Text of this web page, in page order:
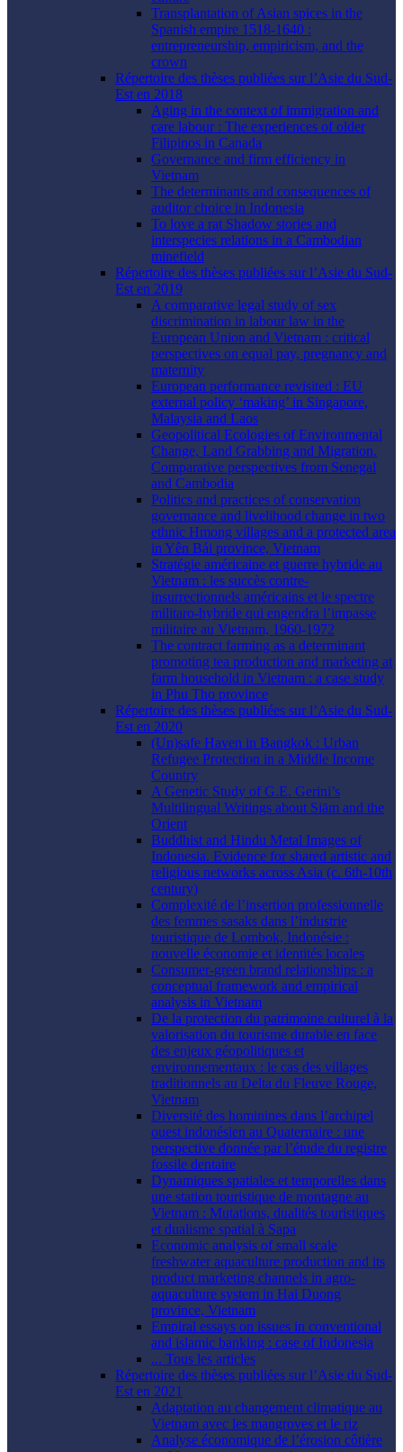
Transplantation of Asian spices in the
Spanish empire 1518-1640 :
entrepreneurship, empiricism, and the
crown
Répertoire des thèses publiées sur l’Asie du Sud-
Est en 2018
Aging in the context of immigration and
care labour : The experiences of older
Filipinos in Canada
Governance and firm efficiency in
Vietnam
The determinants and consequences of
auditor choice in Indonesia
To love a rat Shadow stories and
interspecies relations in a Cambodian
minefield
Répertoire des thèses publiées sur l’Asie du Sud-
Est en 2019
A comparative legal study of sex
discrimination in labour law in the
European Union and Vietnam : critical
perspectives on equal pay, pregnancy and
maternity
European performance revisited : EU
external policy ‘making’ in Singapore,
Malaysia and Laos
Geopolitical Ecologies of Environmental
Change, Land Grabbing and Migration.
Comparative perspectives from Senegal
and Cambodia
Politics and practices of conservation
governance and livelihood change in two
ethnic Hmong villages and a protected area
in Yên Bái province, Vietnam
Stratégie américaine et guerre hybride au
Vietnam : les succès contre-
insurrectionnels américains et le spectre
militaro-hybride qui engendra l’impasse
militaire au Vietnam, 1960-1972
The contract farming as a determinant
promoting tea production and marketing at
farm household in Vietnam : a case study
in Phu Tho province
Répertoire des thèses publiées sur l’Asie du Sud-
Est en 2020
(Un)safe Haven in Bangkok : Urban
Refugee Protection in a Middle Income
Country
A Genetic Study of G.E. Gerini’s
Multilingual Writings about Siām and the
Orient
Buddhist and Hindu Metal Images of
Indonesia. Evidence for shared artistic and
religious networks across Asia (c. 6th-10th
century)
Complexité de l’insertion professionnelle
des femmes sasaks dans l’industrie
touristique de Lombok, Indonésie :
nouvelle économie et identités locales
Consumer-green brand relationships : a
conceptual framework and empirical
analysis in Vietnam
De la protection du patrimoine culturel à la
valorisation du tourisme durable en face
des enjeux géopolitiques et
environnementaux : le cas des villages
traditionnels au Delta du Fleuve Rouge,
Vietnam
Diversité des hominines dans l’archipel
ouest indonésien au Quaternaire : une
perspective donnée par l’étude du registre
fossile dentaire
Dynamiques spatiales et temporelles dans
une station touristique de montagne au
Vietnam : Mutations, dualités touristiques
et dualisme spatial à Sapa
Economic analysis of small scale
freshwater aquaculture production and its
product marketing channels in agro-
aquaculture system in Hai Duong
province, Vietnam
Empiral essays on issues in conventional
and islamic banking : case of Indonesia
... Tous les articles
Répertoire des thèses publiées sur l’Asie du Sud-
Est en 2021
Adaptation au changement climatique au
Vietnam avec les mangroves et le riz
Analyse économique de l’érosion côtière